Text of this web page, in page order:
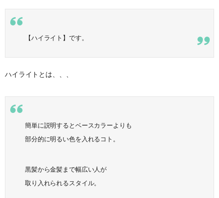
【ハイライト】です。
ハイライトとは、、、
簡単に説明するとベースカラーよりも
部分的に明るい色を入れるコト。
黒髪から金髪まで幅広い人が
取り入れられるスタイル。